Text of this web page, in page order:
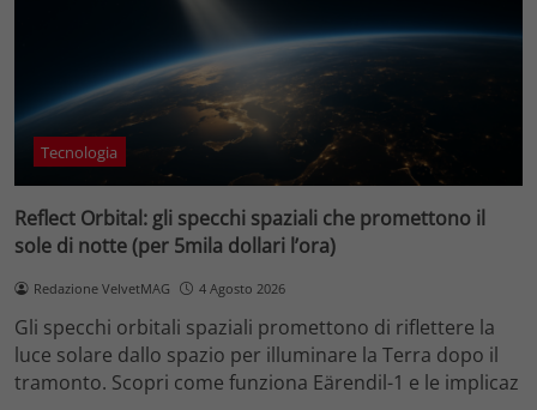
Tecnologia
Reflect Orbital: gli specchi spaziali che promettono il
sole di notte (per 5mila dollari l’ora)
Redazione VelvetMAG 4 Agosto 2026
Gli specchi orbitali spaziali promettono di riflettere la
luce solare dallo spazio per illuminare la Terra dopo il
tramonto. Scopri come funziona Eärendil-1 e le implicaz